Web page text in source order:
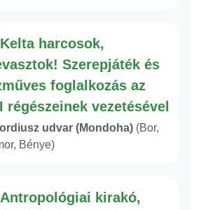
Kelta harcosok,
Szerepjáték és
foglalkozás az
régészeinek vezetésével
udvar (Mondoha) (Bor,
Bénye)
Antropológiai kirakó,